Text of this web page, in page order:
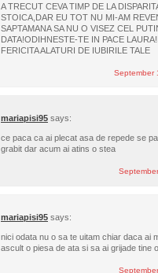
A TRECUT CEVA TIMP DE LA
STOICA,DAR EU TOT NU MI-AM
SAPTAMANA SA NU O VISEZ CEL
DATA!ODIHNESTE-TE IN PACE
FERICITA ALATURI DE IUBIRILE TALE
September
mariapisi95 says:
ce paca ca ai plecat asa de repede se
grabit dar acum ai atins o stea
mariapisi95 says:
nici odata nu o sa te uitam chiar daca ai
ascult o piesa de ata si sa ai grijade tine